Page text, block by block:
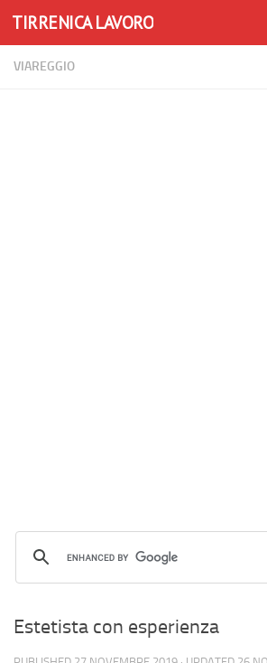
Skip to content
TIRRENICA LAVORO
VIAREGGIO
Estetista con esperienza